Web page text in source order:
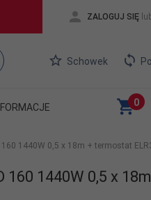
ZALOGUJ SIĘ
Schowek
0
1440W 0,5 x 18m + termostat
1440W 0,5 x